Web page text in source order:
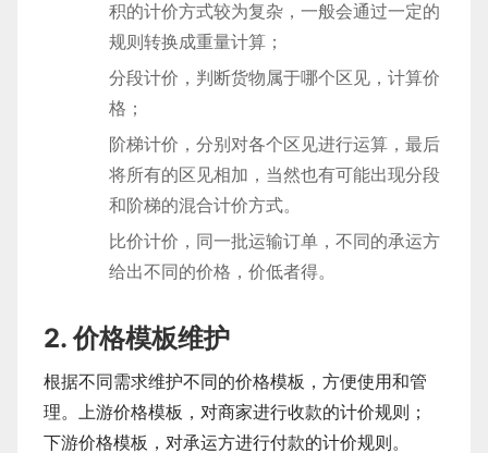
积的计价方式较为复杂，一般会通过一定的
规则转换成重量计算；
分段计价，判断货物属于哪个区见，计算价
格；
阶梯计价，分别对各个区见进行运算，最后
将所有的区见相加，当然也有可能出现分段
和阶梯的混合计价方式。
比价计价，同一批运输订单，不同的承运方
给出不同的价格，价低者得。
2. 价格模板维护
根据不同需求维护不同的价格模板，方便使用和管
理。上游价格模板，对商家进行收款的计价规则；
下游价格模板，对承运方进行付款的计价规则。